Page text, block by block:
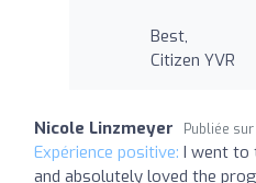
Best,
Citizen YVR
Nicole Linzmeyer Publiée sur
Expérience positive: I went to
and absolutely loved the